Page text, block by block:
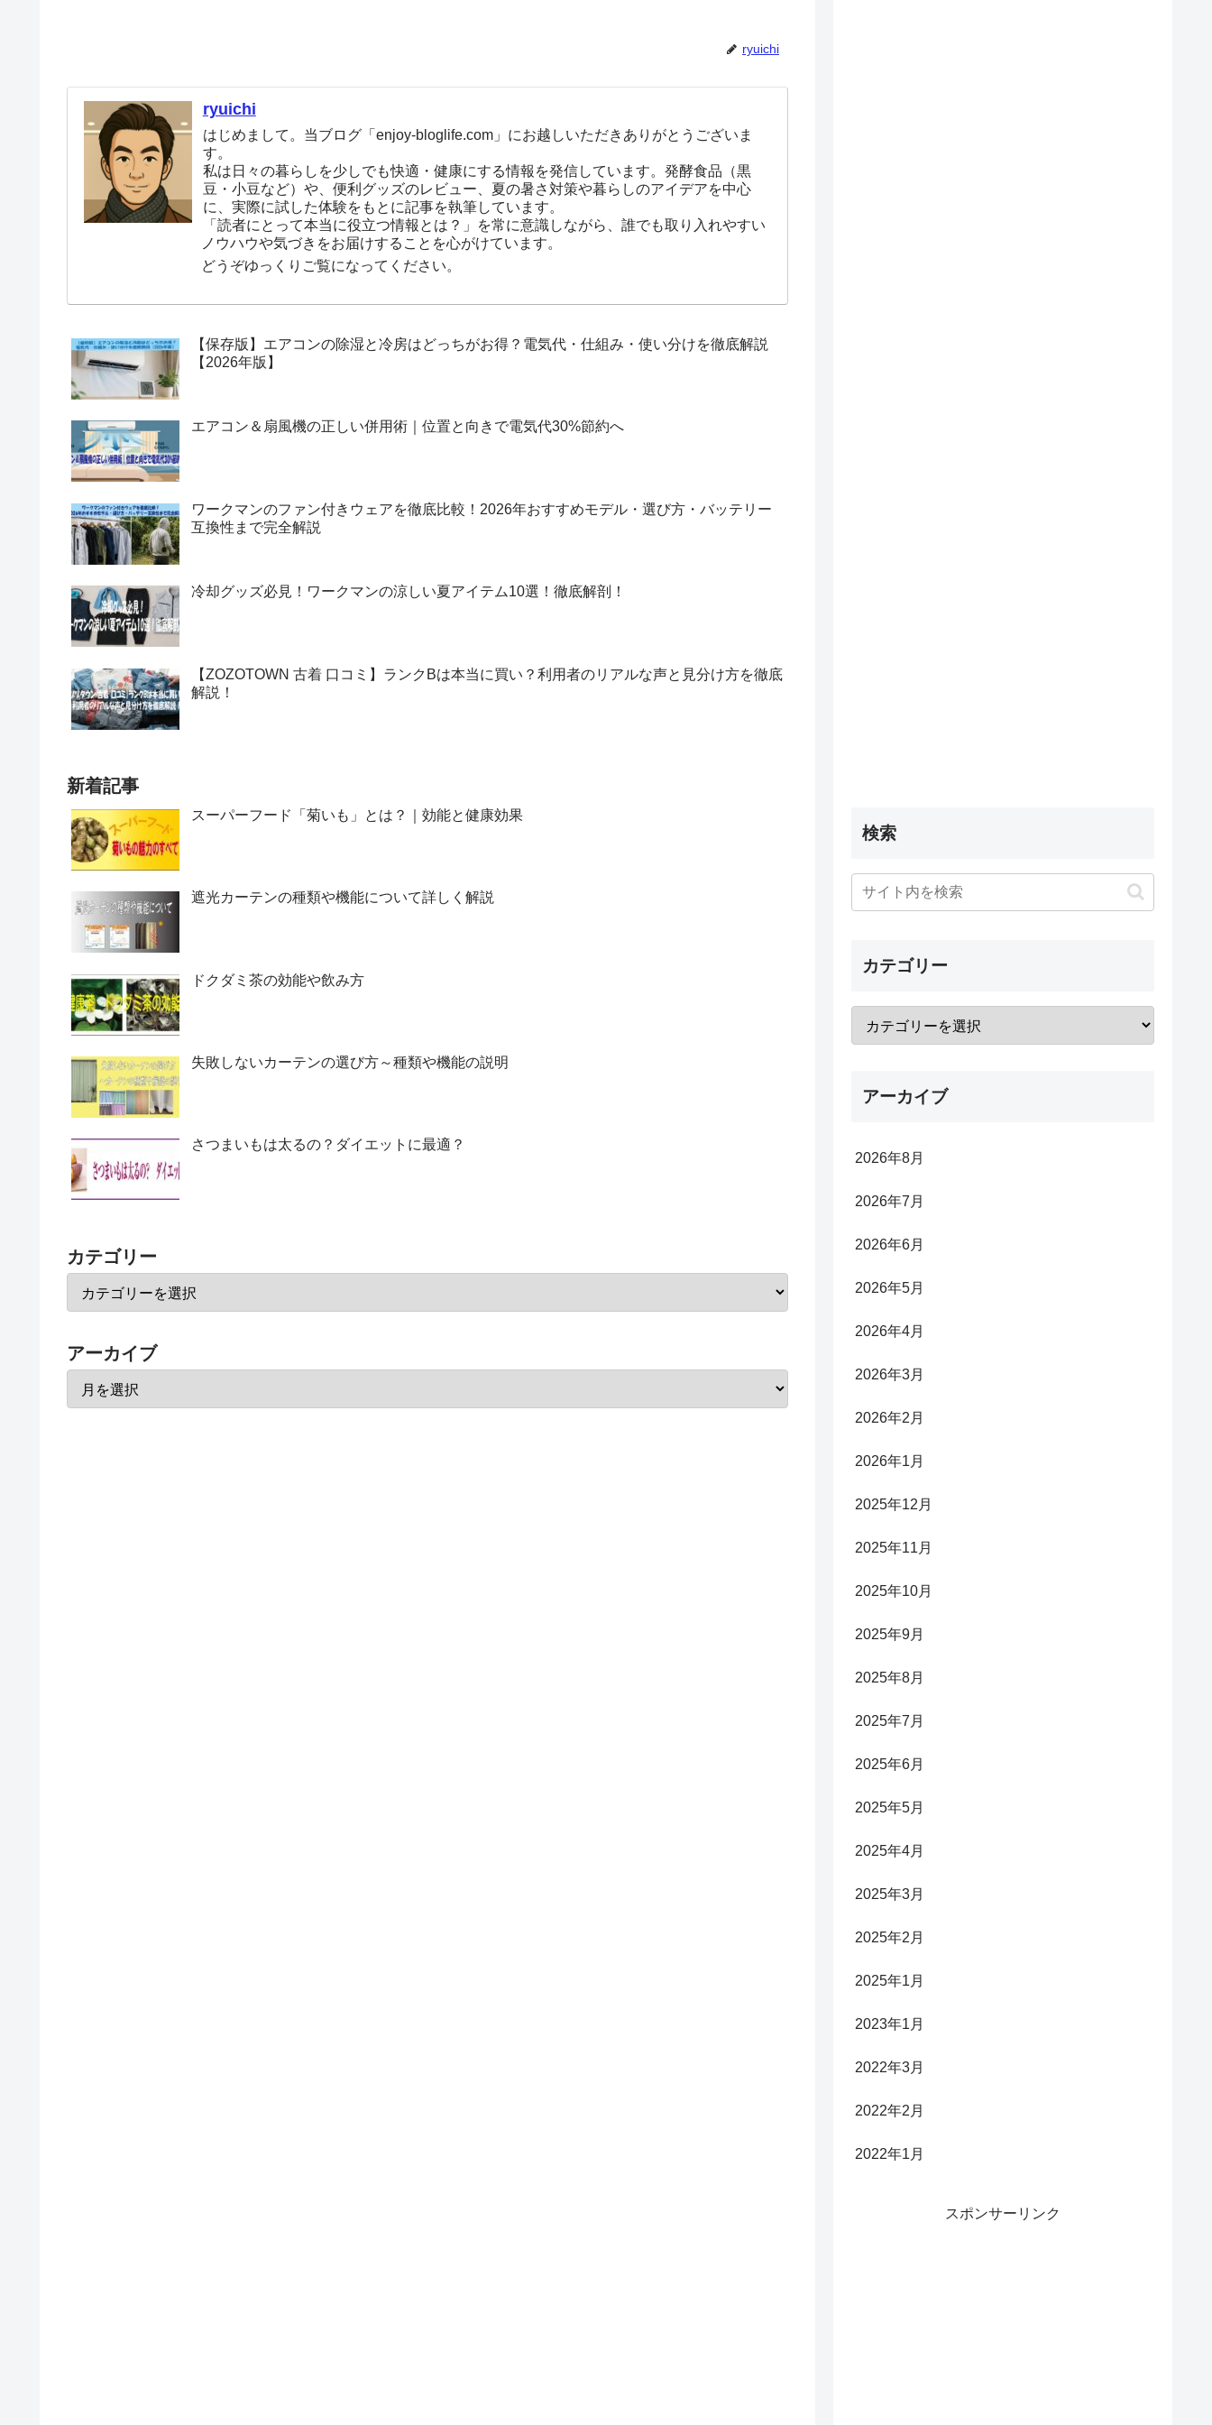
ryuichi
ryuichi
はじめまして。当ブログ「enjoy-bloglife.com」にお越しいただきありがとうございま
す。
私は日々の暮らしを少しでも快適・健康にする情報を発信しています。発酵食品（黒
豆・小豆など）や、便利グッズのレビュー、夏の暑さ対策や暮らしのアイデアを中心
に、実際に試した体験をもとに記事を執筆しています。
「読者にとって本当に役立つ情報とは？」を常に意識しながら、誰でも取り入れやすい
ノウハウや気づきをお届けすることを心がけています。
どうぞゆっくりご覧になってください。
【保存版】エアコンの除湿と冷房はどっちがお得？電気代・仕組み・使い分けを徹底解説
【2026年版】
エアコン＆扇風機の正しい併用術｜位置と向きで電気代30%節約へ
ワークマンのファン付きウェアを徹底比較！2026年おすすめモデル・選び方・バッテリー
互換性まで完全解説
冷却グッズ必見！ワークマンの涼しい夏アイテム10選！徹底解剖！
【ZOZOTOWN 古着 口コミ】ランクBは本当に買い？利用者のリアルな声と見分け方を徹底
解説！
新着記事
スーパーフード「菊いも」とは？｜効能と健康効果
遮光カーテンの種類や機能について詳しく解説
ドクダミ茶の効能や飲み方
失敗しないカーテンの選び方～種類や機能の説明
さつまいもは太るの？ダイエットに最適？
カテゴリー
アーカイブ
検索
カテゴリー
アーカイブ
2026年8月
2026年7月
2026年6月
2026年5月
2026年4月
2026年3月
2026年2月
2026年1月
2025年12月
2025年11月
2025年10月
2025年9月
2025年8月
2025年7月
2025年6月
2025年5月
2025年4月
2025年3月
2025年2月
2025年1月
2023年1月
2022年3月
2022年2月
2022年1月
スポンサーリンク